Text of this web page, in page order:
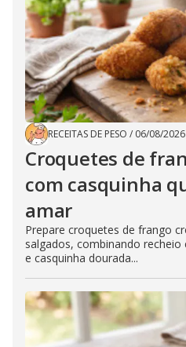
RECEITAS DE PESO / 06/08/2026
Croquetes de
com casquinha
amar
Prepare croquetes de frango
salgados, combinando
e casquinha dourada...